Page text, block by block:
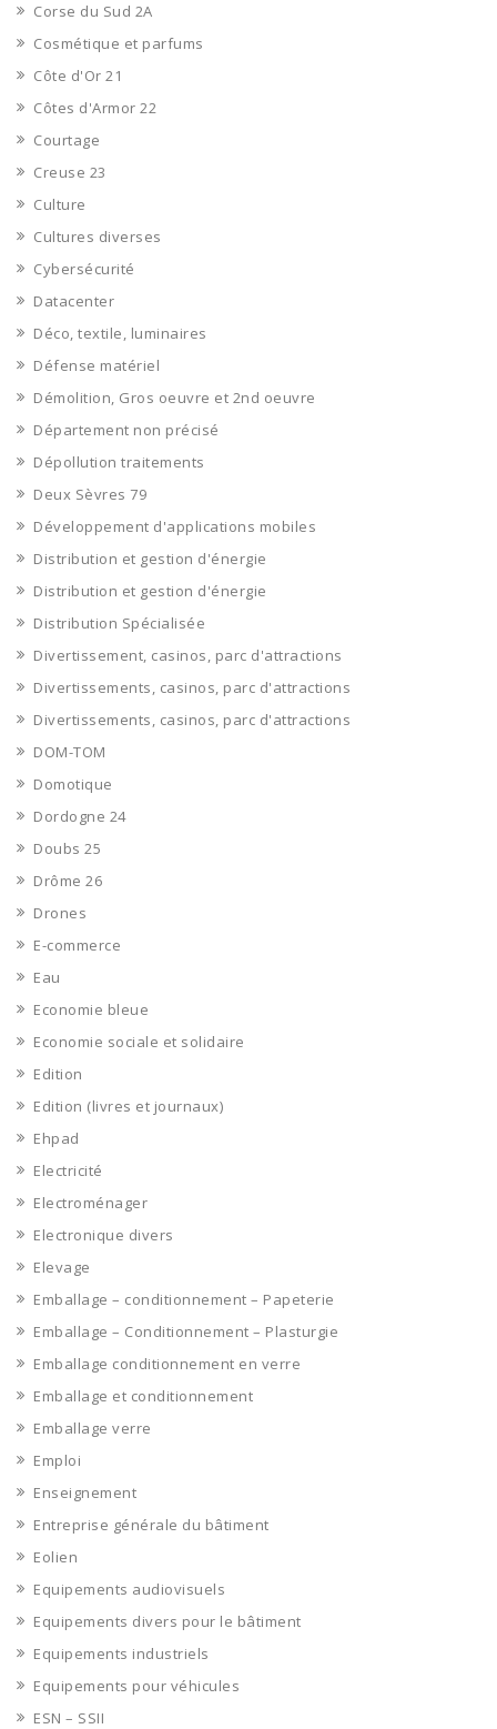
Corse du Sud 2A
Cosmétique et parfums
Côte d'Or 21
Côtes d'Armor 22
Courtage
Creuse 23
Culture
Cultures diverses
Cybersécurité
Datacenter
Déco, textile, luminaires
Défense matériel
Démolition, Gros oeuvre et 2nd oeuvre
Département non précisé
Dépollution traitements
Deux Sèvres 79
Développement d'applications mobiles
Distribution et gestion d'énergie
Distribution et gestion d'énergie
Distribution Spécialisée
Divertissement, casinos, parc d'attractions
Divertissements, casinos, parc d'attractions
Divertissements, casinos, parc d'attractions
DOM-TOM
Domotique
Dordogne 24
Doubs 25
Drôme 26
Drones
E-commerce
Eau
Economie bleue
Economie sociale et solidaire
Edition
Edition (livres et journaux)
Ehpad
Electricité
Electroménager
Electronique divers
Elevage
Emballage – conditionnement – Papeterie
Emballage – Conditionnement – Plasturgie
Emballage conditionnement en verre
Emballage et conditionnement
Emballage verre
Emploi
Enseignement
Entreprise générale du bâtiment
Eolien
Equipements audiovisuels
Equipements divers pour le bâtiment
Equipements industriels
Equipements pour véhicules
ESN – SSII